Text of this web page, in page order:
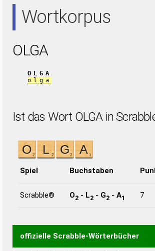
Wortkorpus
OLGA
OLGA
olga
Ist das Wort OLGA in
Spiel Buchstaben
Scrabble® O2 - L2 - G2 - A1 7
offizielle Scrabble-Wörterbücher